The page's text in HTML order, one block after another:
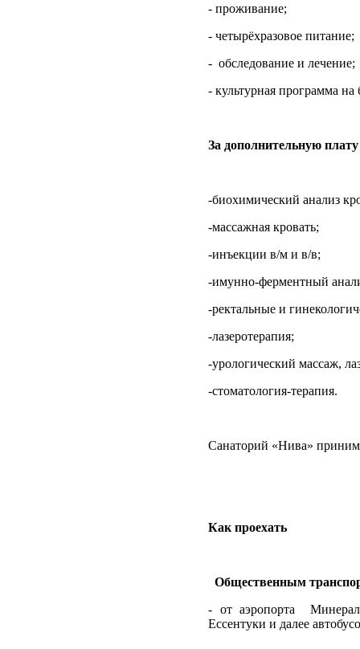
- проживание;
- четырёхразовое питание;
- обследование и лечение;
- культурная программа на
За дополнительную
-биохимический анализ
-массажная кровать;
-инъекции в/м и в/в;
-имунно-ферментный
-ректальные и
-лазеротерапия;
-урологический массаж,
-стоматология-терапия.
Санаторий «Нива»
Как проехать
Общественным
- от аэропорта
Ессентуки и далее